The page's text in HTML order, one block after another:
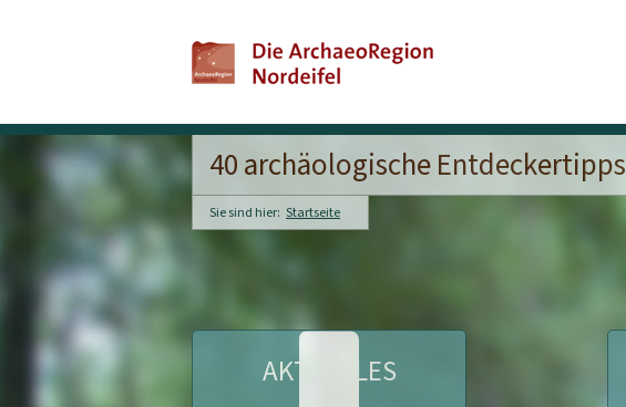
40 archäologische Entdeckertipps
Sie sind hier: Startseite
AKTUELLES